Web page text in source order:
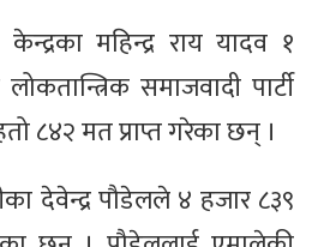
महिन्द्र राय यादव १
समाजवादी पार्टी
८४२ मत प्राप्त गरेका छन् ।
देवेन्द्र पौडेलले ४ हजार ८३९